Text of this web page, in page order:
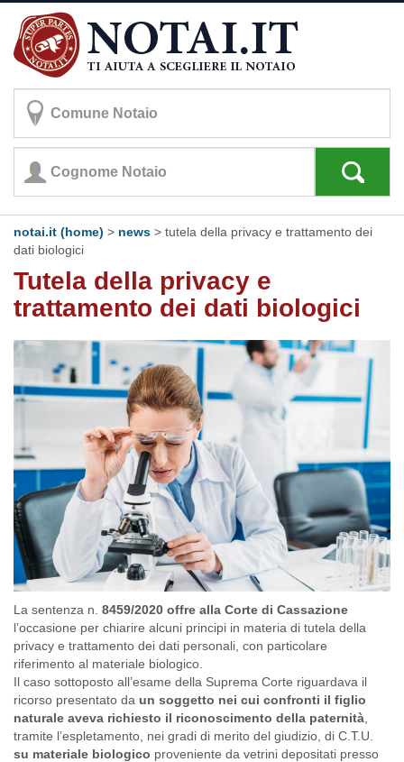
notai.it (home) > news > tutela della privacy e trattamento dei
dati biologici
Tutela della privacy e
trattamento dei dati biologici
La sentenza n. 8459/2020 offre alla Corte di Cassazione
l’occasione per chiarire alcuni principi in materia di tutela della
privacy e trattamento dei dati personali, con particolare
riferimento al materiale biologico.
Il caso sottoposto all’esame della Suprema Corte riguardava il
ricorso presentato da un soggetto nei cui confronti il figlio
naturale aveva richiesto il riconoscimento della paternità
tramite l’espletamento, nei gradi di merito del giudizio, di C.T.U.
su materiale biologico proveniente da vetrini depositati presso